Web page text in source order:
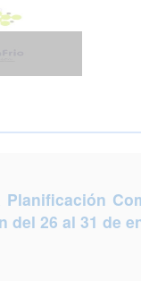
juntos
Planificación
del 26 al 31 de